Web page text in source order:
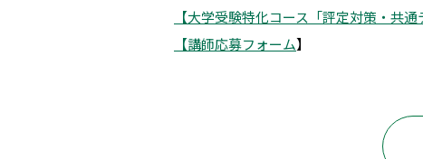
【大学受験特化コース「評定対策・共
【講師応募フォーム】